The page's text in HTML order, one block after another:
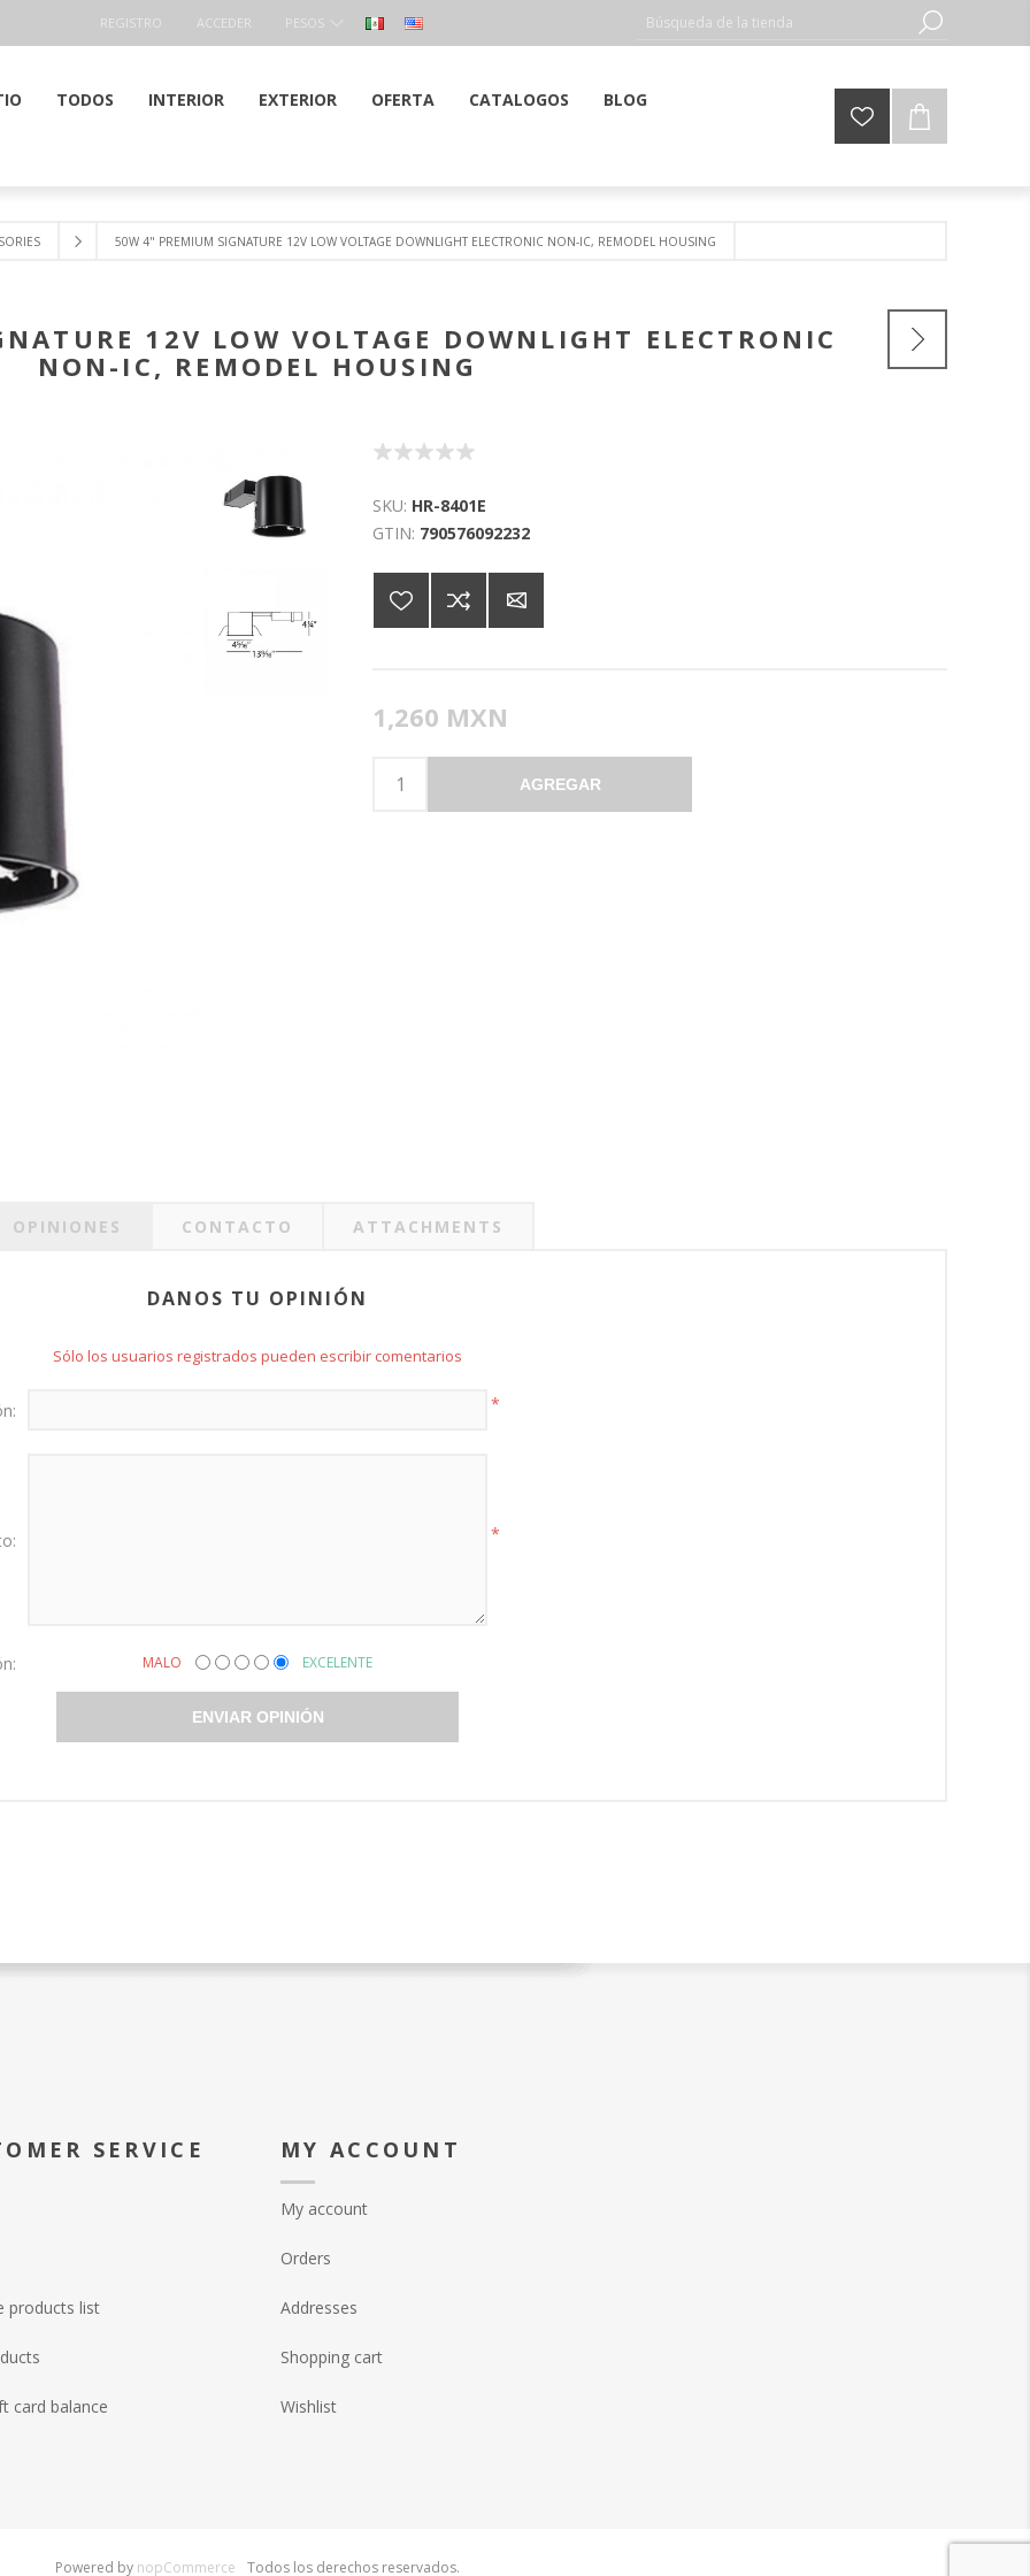
REGISTRO ACCEDER PESOS
TODOS INTERIOR EXTERIOR OFERTA CATALOGOS
BLOG
50W 4" PREMIUM SIGNATURE 12V LOW VOLTAGE DOWNLIGHT ELECTRONIC NON-IC, REMODEL HOUSING
12V LOW VOLTAGE DOWNLIGHT ELECTRONIC
NON-IC, REMODEL HOUSING
SKU: HR-8401E
GTIN: 790576092232
1,260 MXN
AGREGAR
OPINIONES CONTACTO ATTACHMENTS
DANOS TU OPINIÓN
Sólo los usuarios registrados pueden escribir comentarios
*
*
MALO EXCELENTE
ENVIAR OPINIÓN
SERVICE
products list
card balance
MY ACCOUNT
My account
Orders
Addresses
Shopping cart
Wishlist
Powered by nopCommerce Todos los derechos reservados.